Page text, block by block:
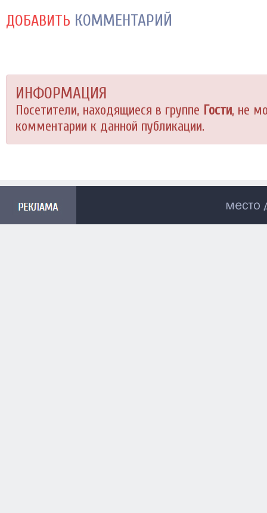
ДОБАВИТЬ КОММЕНТАРИЙ
ИНФОРМАЦИЯ
Посетители, находящиеся в группе Гости, не
комментарии к данной публикации.